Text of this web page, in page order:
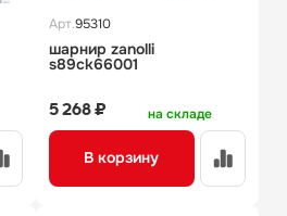
Арт.95310
шарнир zanolli
s89ck66001
на складе
5 268 ₽
В корзину